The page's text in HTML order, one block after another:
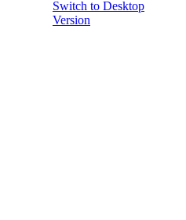
Switch to Desktop
Version